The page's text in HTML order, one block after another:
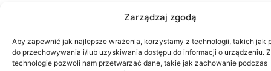
Zarządzaj zgodą
Aby zapewnić jak najlepsze wrażenia, korzystamy z technologii, takich jak
do przechowywania i/lub uzyskiwania dostępu do informacji o urządzeniu.
technologie pozwoli nam przetwarzać dane, takie jak zachowanie podczas